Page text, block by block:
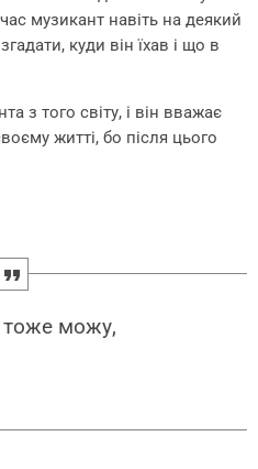
музикант навіть на деякий
куди він їхав і що в
з того світу, і він вважає
житті, бо після цього
тоже можу,